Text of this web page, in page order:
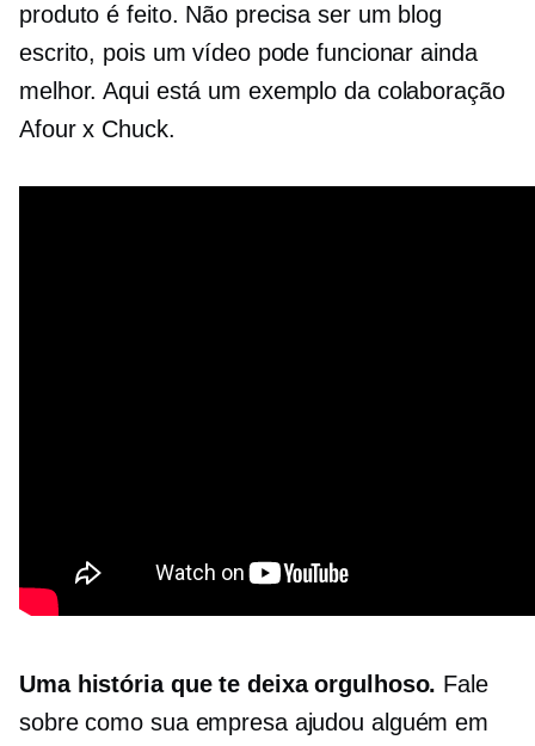
produto é feito. Não precisa ser um blog
escrito, pois um vídeo pode funcionar ainda
melhor. Aqui está um exemplo da colaboração
Afour x Chuck.
Uma história que te deixa orgulhoso. Fale
sobre como sua empresa ajudou alguém em